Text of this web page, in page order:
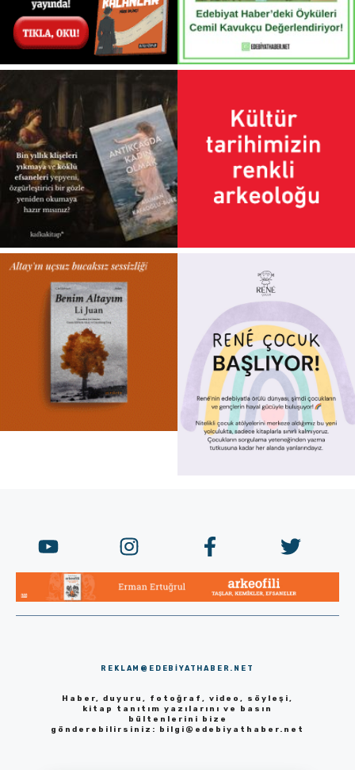
REKLAM@EDEBIYATHABER.NET
Haber, duyuru, fotoğraf, video, söyleşi,
kitap tanıtım yazılarını ve basın
bültenlerini bize
gönderebilirsiniz: bilgi@edebiyathaber.net